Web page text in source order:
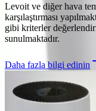
Levoit ve diğer hava
karşılaştırması
gibi kriterler
sunulmaktadır.
Daha fazla bilgi edinin